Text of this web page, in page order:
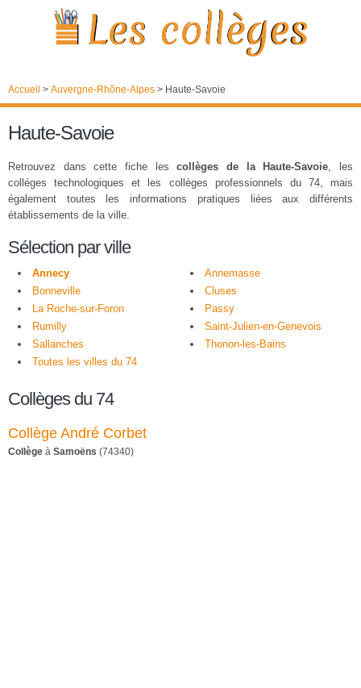
Accueil > Auvergne-Rhône-Alpes > Haute-Savoie
Haute-Savoie
Retrouvez dans cette fiche lescollèges de la Haute-Savoie, les
colléges technologiques et les collèges professionnels du 74, mais
également toutes les informations pratiques liées aux différents
établissements de la ville.
Sélection par ville
Annecy
Annemasse
Bonneville
Cluses
La Roche-sur-Foron
Passy
Rumilly
Saint-Julien-en-Genevois
Sallanches
Thonon-les-Bains
Toutes les villes du 74
Collèges du 74
Collège André Corbet
Collège à Samoëns (74340)